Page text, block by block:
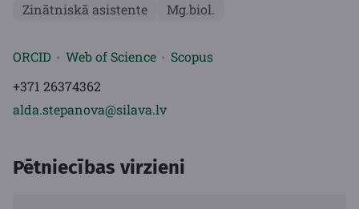
Zinātniskā asistente Mg.biol.
ORCID Web of Science
Scopus
+371 26374362
alda.stepanova@silava.lv
Pētniecības virzieni